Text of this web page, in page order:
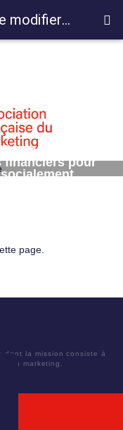
la
financiers pour
page.
dont la mission consiste à
en marketing.
12057 Et s'il suffisait de modifier la présentation des placements financiers pour encourager l'investissement socialement responsable ?